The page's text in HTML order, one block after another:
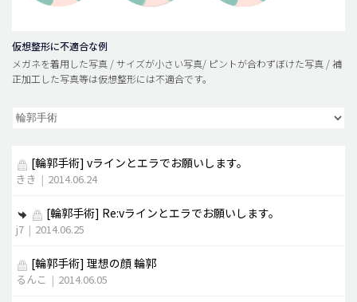
仮想整形に不適合な例
メガネを着用した写真 / サイズが小さい写真/ ピントが合わずぼけた写真 / 補
正加工した写真等は仮想整形には不適合です。
[輪郭手術] vラインとエラでお願いします。
きき | 2014.06.24
[輪郭手術] Re:vラインとエラでお願いします。
j7 | 2014.06.25
[輪郭手術] 理想の顔 輪郭
るんこ | 2014.06.05